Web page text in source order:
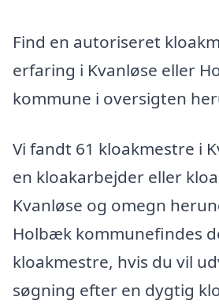
Find en autoriseret
erfaring i Kvanløse eller
kommune i oversigten
Vi fandt 61 kloakmestre i
en kloakarbejder eller
Kvanløse og omegn
Holbæk kommunefindes
kloakmestre, hvis du vil
søgning efter en dygtig